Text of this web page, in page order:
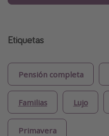
Etiquetas
Pensión completa
Familias Lujo
Primavera